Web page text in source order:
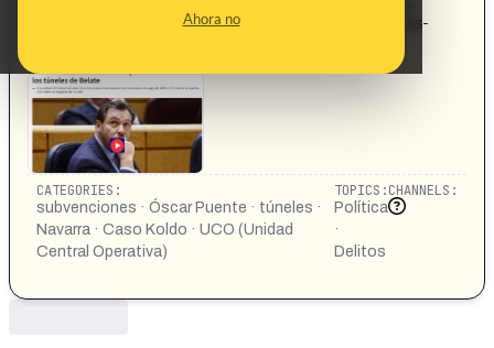
Ahora no
UCO-senala-a-Oscar-Puente-por-la-subvencion-a-los-
CATEGORIES:
subvenciones · Óscar Puente · túneles ·
Navarra · Caso Koldo · UCO (Unidad
Central Operativa)
TOPICS:
Política
·
Delitos
CHANNELS: